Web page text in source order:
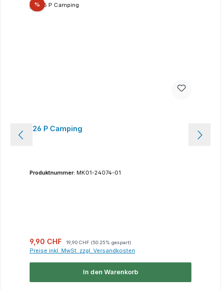
%Rabatt
126 P Camping
Produktnummer: MK01-24074-01
Verkaufspreis:
9,90 CHF 19,90 CHF (50.25% gespart)
Preise inkl. MwSt. zzgl. Versandkosten
In den Warenkorb